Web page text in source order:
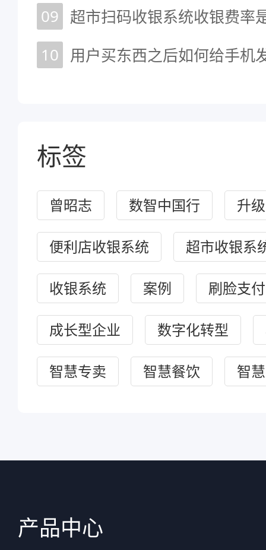
09
10 用户买东西之后如何给手机
标签
曾昭志 数智中国行 升
便利店收银系统 超市收银系
收银系统 案例 刷脸支付
成长型企业 数字化转型
智慧专卖 智慧餐饮 智
产品中心